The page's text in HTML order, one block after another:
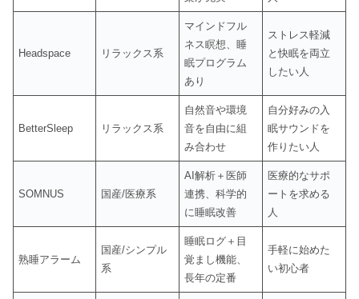
Headspace リラックス系
マインドフル
ネス瞑想、睡
眠プログラム
あり
ストレス軽減
と快眠を両立
したい人
BetterSleep リラックス系
自然音や環境
音を自由に組
み合わせ
自分好みの入
眠サウンドを
作りたい人
SOMNUS 国産/医療系
AI解析＋医師
連携、科学的
に睡眠改善
医療的なサポ
ートを求める
人
熟睡アラーム
国産/シンプル
系
睡眠ログ＋目
覚まし機能、
長年の定番
手軽に始めた
い初心者